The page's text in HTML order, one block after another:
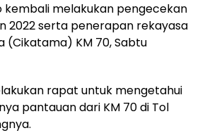
kembali melakukan pengecekan
2022 serta penerapan rekayasa
(Cikatama) KM 70, Sabtu
rapat untuk mengetahui
pantauan dari KM 70 di Tol